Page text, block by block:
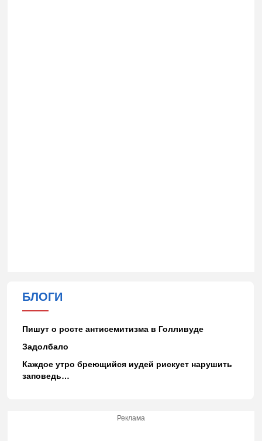
БЛОГИ
Пишут о росте антисемитизма в Голливуде
Задолбало
Каждое утро бреющийся иудей рискует нарушить
заповедь…
Реклама